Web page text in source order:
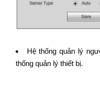
Hệ thống quản lý
thống quản lý thiết bị.